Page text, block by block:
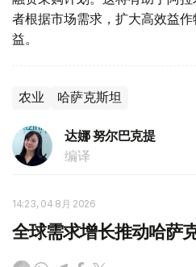
者根据市场需求，扩大高效益
益。
农业 哈萨克斯坦
达娜 努尔巴克提
编译
14:23, 04 8月 2026
全球需求增长推动哈萨